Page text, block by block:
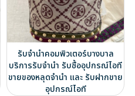
รับจำนำคอมพิวเตอร์บางบาล
บริการรับจำนำ รับซื้ออุปกรณ์ไอที
ขายของหลุดจำนำ และ รับฝากขาย
อุปกรณ์ไอที